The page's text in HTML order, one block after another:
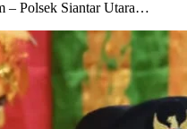
– Polsek Siantar Utara…